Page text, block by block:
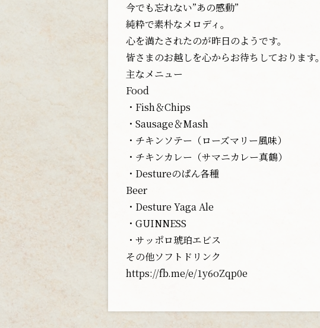
今でも忘れない”あの感動”
純粋で素朴なメロディ。
心を満たされたのが昨日のようです。
皆さまのお越しを心からお待ちしております。
主なメニュー
Food
・Fish＆Chips
・Sausage＆Mash
・チキンソテー（ローズマリー風味）
・チキンカレー（サマニカレー真鶴）
・Destureのぱん各種
Beer
・Desture Yaga Ale
・GUINNESS
・サッポロ琥珀エビス
その他ソフトドリンク
https://fb.me/e/1y6oZqp0e